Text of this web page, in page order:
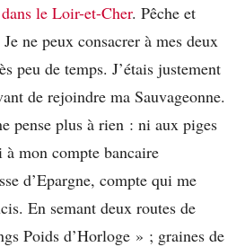
dans le Loir-et-Cher. Pêche et
ne peux consacrer à mes deux
peu de temps. J’étais justement
de rejoindre ma Sauvageonne.
pense plus à rien : ni aux piges
mon compte bancaire
d’Epargne, compte qui me
En semant deux routes de
Poids d’Horloge » ; graines de